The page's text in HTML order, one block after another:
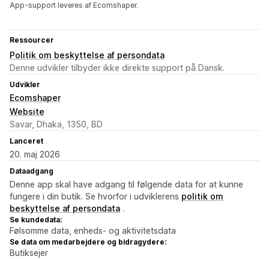
App-support leveres af Ecomshaper.
Ressourcer
Politik om beskyttelse af persondata
Denne udvikler tilbyder ikke direkte support på Dansk.
Udvikler
Ecomshaper
Website
Savar, Dhaka, 1350, BD
Lanceret
20. maj 2026
Dataadgang
Denne app skal have adgang til følgende data for at kunne
fungere i din butik. Se hvorfor i udviklerens politik om
beskyttelse af persondata .
Se kundedata:
Følsomme data, enheds- og aktivitetsdata
Se data om medarbejdere og bidragydere:
Butiksejer